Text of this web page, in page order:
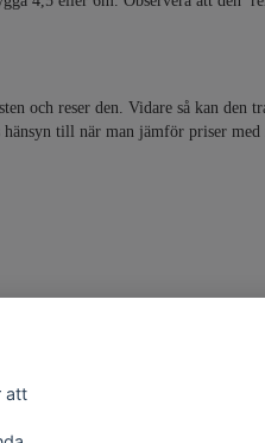
och reser den. Vidare så kan den
till när man jämför priser
att